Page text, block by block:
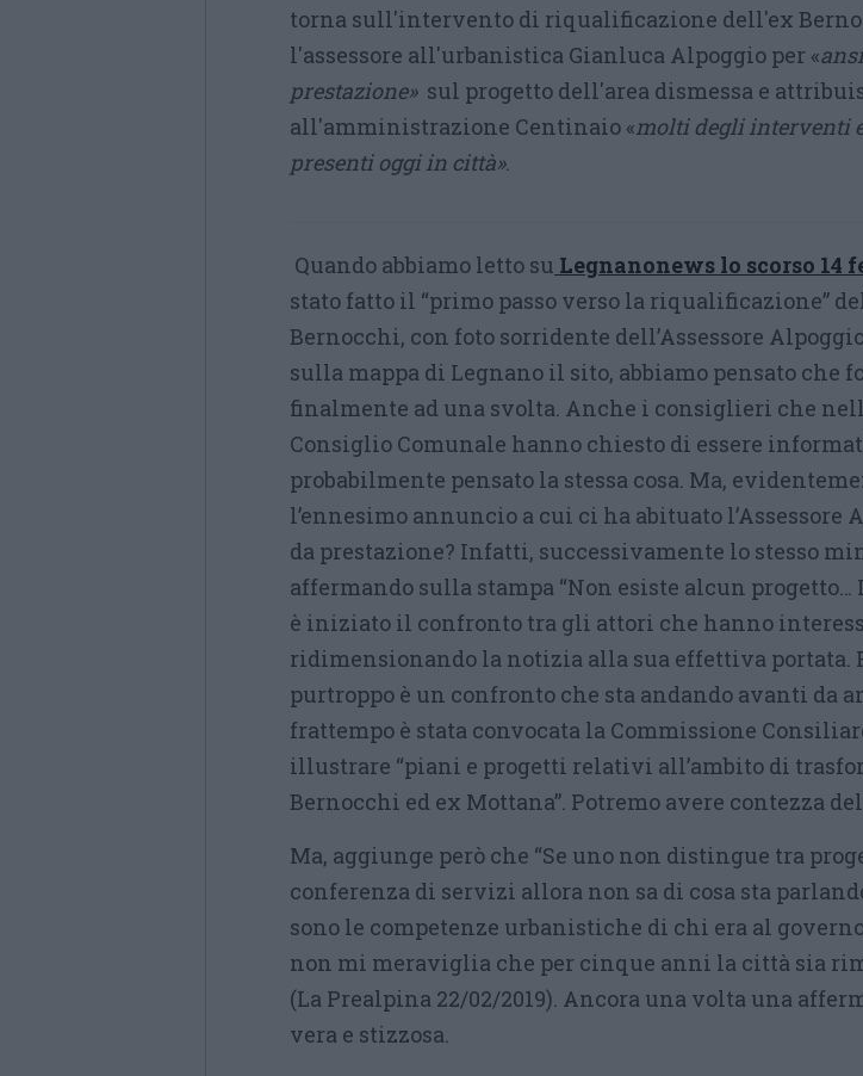
torna sull'intervento di riqualificazione dell'ex
l'assessore all'urbanistica Gianluca Alpoggio per «
prestazione»sul progetto dell'area dismessa e
all'amministrazione Centinaio «molti degli interventi
presenti oggi in città».
Quando abbiamo letto su Legnanonews lo scorso 14
stato fatto il “primo passo verso la riqualificazione”
Bernocchi, con foto sorridente dell’Assessore
sulla mappa di Legnano il sito, abbiamo pensato che
finalmente ad una svolta. Anche i consiglieri che
Consiglio Comunale hanno chiesto di essere
probabilmente pensato la stessa cosa. Ma,
l’ennesimo annuncio a cui ci ha abituato l’Assessore
da prestazione? Infatti, successivamente lo stesso
affermando sulla stampa “Non esiste alcun progetto…
è iniziato il confronto tra gli attori che hanno interessi
ridimensionando la notizia alla sua effettiva portata.
purtroppo è un confronto che sta andando avanti da
frattempo è stata convocata la Commissione
illustrare “piani e progetti relativi all’ambito di
Bernocchi ed ex Mottana”. Potremo avere contezza
Ma, aggiunge però che “Se uno non distingue tra
conferenza di servizi allora non sa di cosa sta
sono le competenze urbanistiche di chi era al
non mi meraviglia che per cinque anni la città sia
(La Prealpina 22/02/2019). Ancora una volta una
vera e stizzosa.